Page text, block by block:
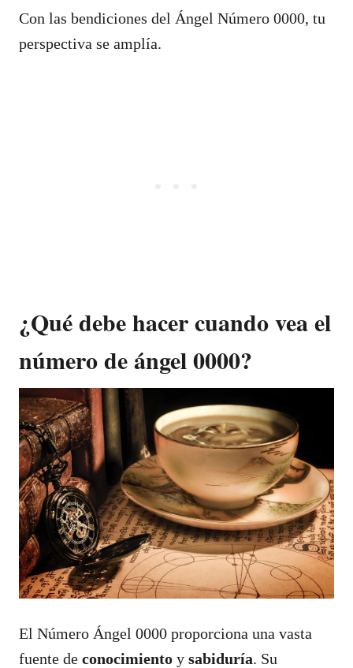
Con las bendiciones del Ángel Número 0000, tu
perspectiva se amplía.
¿Qué debe hacer cuando vea el
número de ángel 0000?
El Número Ángel 0000 proporciona una vasta
fuente de conocimiento y sabiduría. Su